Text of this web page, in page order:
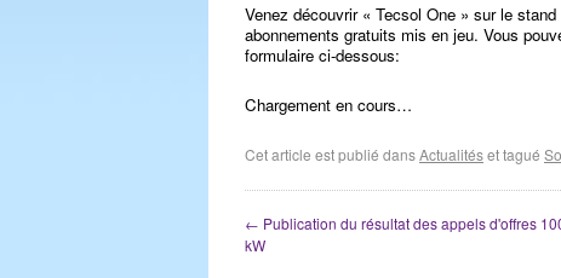
Venez découvrir « Tecsol One » sur le
abonnements gratuits mis en jeu. Vous
formulaire ci-dessous:
Chargement en cours…
Cet article est publié dansActualitéset tagué
← Publication du résultat des appels d'offres
kW